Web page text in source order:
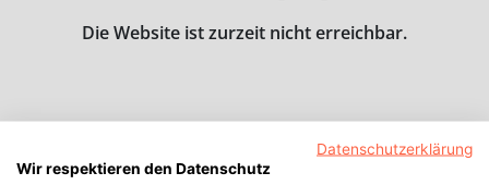
Die Website ist zurzeit nicht erreichbar.
Datenschutzerklärung
Wir respektieren den Datenschutz